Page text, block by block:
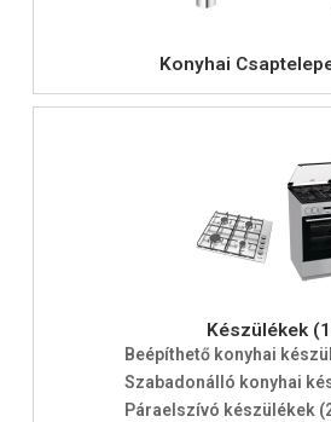
Konyhai
Készülékek
Beépíthető konyhai
Szabadonálló konyhai
Páraelszívó készülékek